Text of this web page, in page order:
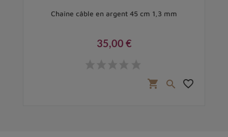
Chaîne câble en argent 45 cm 1,3 mm
35,00 €
shopping_cart  favorite_border